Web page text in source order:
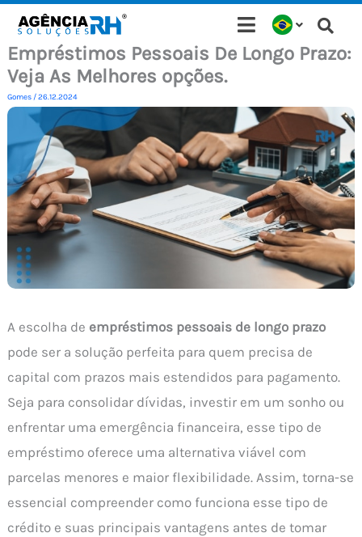
para
conteúdo
Empréstimos Pessoais De Longo Prazo:
Veja As Melhores opções.
Gomes /26.12.2024
A escolha de empréstimos pessoais de longo prazo
pode ser a solução perfeita para quem precisa de
capital com prazos mais estendidos para pagamento.
Seja para consolidar dívidas, investir em um sonho ou
enfrentar uma emergência financeira, esse tipo de
empréstimo oferece uma alternativa viável com
parcelas menores e maior flexibilidade. Assim, torna-se
essencial compreender como funciona esse tipo de
crédito e suas principais vantagens antes de tomar